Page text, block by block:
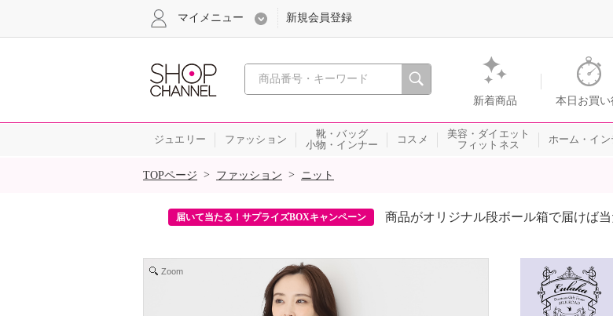
心おどる、瞬間を。通販・テレビショッピングのショップチャンネル
新着商品 本日お買い
マイメニュー 新規会員登録
ジュエリー ファッション
靴・バッグ
小物・インナー
コスメ
美容・ダイエット
フィットネス
ホーム・イン
SALE
TOPページ > ファッション > ニット
届いて当たる！サプライズBOXキャンペーン 商品がオリジナル段ボール箱で届けば
Zoom